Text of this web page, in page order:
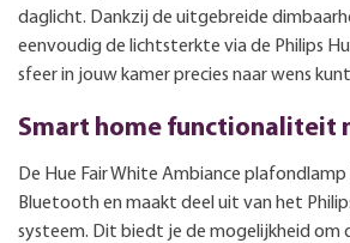
daglicht. Dankzij de uitgebreide
eenvoudig de lichtsterkte via de Philips
sfeer in jouw kamer precies naar wens
Smart home functionaliteit
De Hue Fair White Ambiance
Bluetooth en maakt deel uit van het
systeem. Dit biedt je de mogelijkheid om